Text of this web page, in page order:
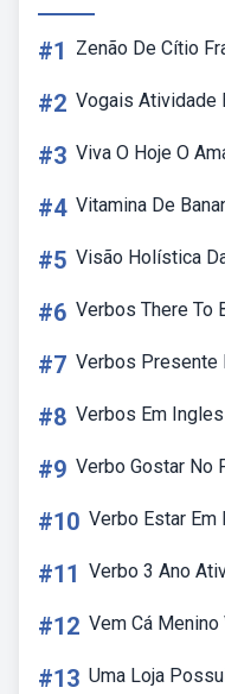
#1 Zenão De Cítio
#2 Vogais Atividade
#3 Viva O Hoje O
#4 Vitamina De
#5 Visão Holística
#6 Verbos There To
#7 Verbos Presente
#8 Verbos Em
#9 Verbo Gostar No
#10 Verbo Estar Em
#11 Verbo 3 Ano
#12 Vem Cá Menino
#13 Uma Loja